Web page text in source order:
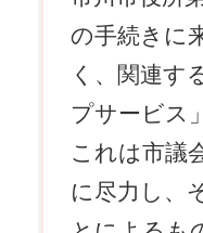
の手続きに
く、関連す
プサービス
これは市議
に尽力し、